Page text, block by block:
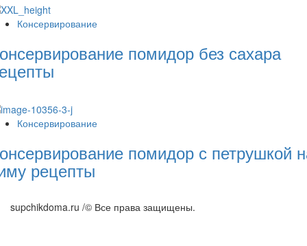
Консервирование
помидор без сахара
Консервирование
помидор с петрушкой
рецепты
supchikdoma.ru /© Все права защищены.